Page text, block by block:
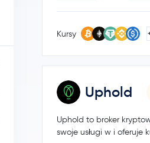
Kursy
Uphold
Uphold to broker
swoje usługi w i